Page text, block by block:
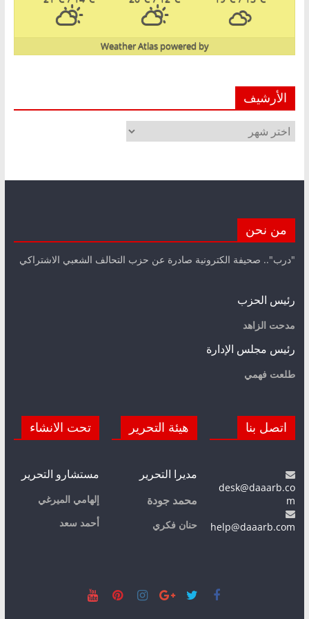
powered by
Weather Atlas
الأرشيف
الأرشيف
من نحن
"درب".. صحيفة الكترونية صادرة عن حزب التحالف الشعبي الاشتراكي
رئيس الحزب
مدحت الزاهد
رئيس مجلس الإدارة
طلعت فهمي
اتصل بنا
desk@daaarb.co
m
help@daaarb.com
هيئة التحرير
مديرا التحرير
محمد جودة
حنان فكري
تحت الانشاء
مستشارو التحرير
إلهامي الميرغي
أحمد سعد